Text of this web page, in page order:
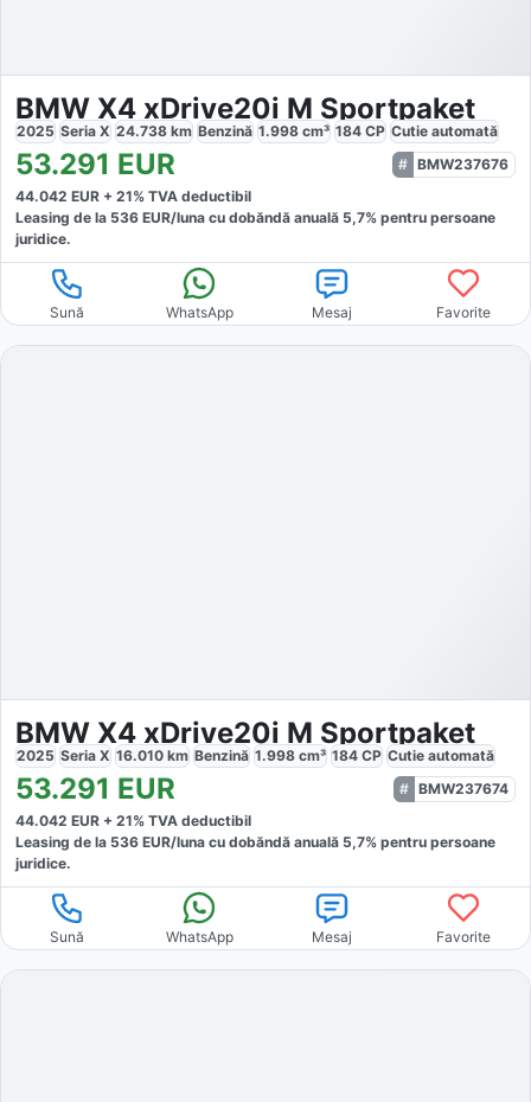
BMW X4 xDrive20i M Sportpaket
2025 Seria X 24.738 km Benzină 1.998 cm³ 184 CP Cutie automată
53.291 EUR
BMW237676
44.042 EUR + 21% TVA deductibil
Leasing de la 536 EUR/luna cu dobăndă anuală 5,7% pentru persoane
juridice.
Sună WhatsApp Mesaj Favorite
BMW X4 xDrive20i M Sportpaket
2025 Seria X 16.010 km Benzină 1.998 cm³ 184 CP Cutie automată
53.291 EUR
BMW237674
44.042 EUR + 21% TVA deductibil
Leasing de la 536 EUR/luna cu dobăndă anuală 5,7% pentru persoane
juridice.
Sună WhatsApp Mesaj Favorite